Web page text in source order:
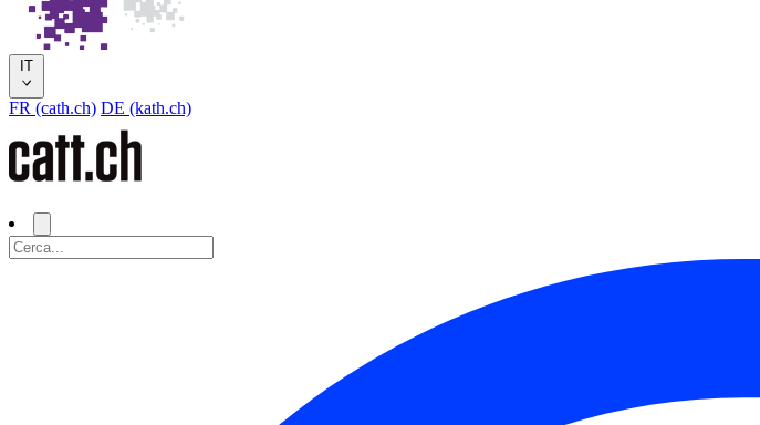
IT
FR (cath.ch) DE (kath.ch)